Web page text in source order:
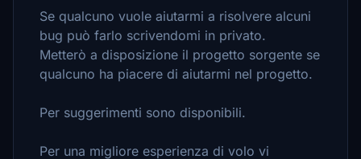
Se qualcuno vuole aiutarmi a risolvere alcuni
bug può farlo scrivendomi in privato.
Metterò a disposizione il progetto sorgente se
qualcuno ha piacere di aiutarmi nel progetto.
Per suggerimenti sono disponibili.
Per una migliore esperienza di volo vi